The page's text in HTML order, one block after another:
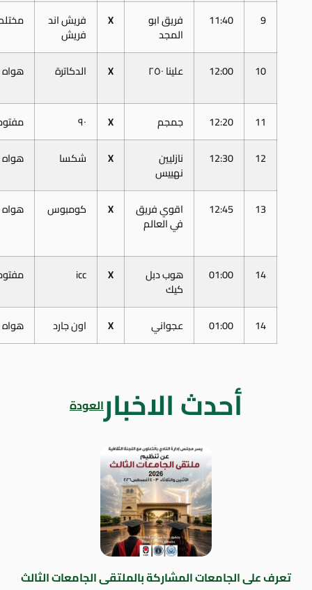
9
11:40 فريق ابو
المجد
X فريش اند
فريش
10
12:00 علينا ٢٥٠ X الدكاترة هواه
11
12:20 جمجم X ٩٠
12
12:30 نازليين
نهييس
X شكسا هواه
13
12:45 اقوي فريق
في العالم
X كومبوس هواه
14
01:00 هوب دبل
كيك
X
icc
14
01:00 عجواني X اون جارد هواه
أحدث الاخبارالعودة
تعرف على الجامعات المشاركة بالملتقى الجامعات الثالث